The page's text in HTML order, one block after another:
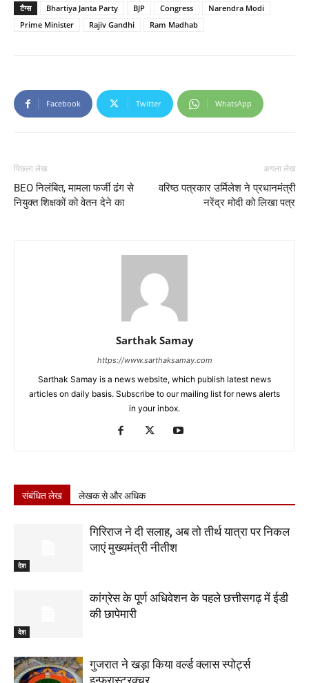
टैग्स Bhartiya Janta Party BJP Congress
Narendra Modi
Prime Minister
Rajiv Gandhi Ram Madhab
Facebook Twitter WhatsApp
पिछला लेख
BEO निलंबित, मामला फर्जी ढंग से
नियुक्त शिक्षकों को वेतन देने का
अगला लेख
वरिष्ठ पत्रकार उर्मिलेश ने प्रधानमंत्री
नरेंद्र मोदी को लिखा पत्र
Sarthak Samay
https://www.sarthaksamay.com
Sarthak Samay is a news website, which publish latest news
articles on daily basis. Subscribe to our mailing list for news alerts
in your inbox.
संबंधित लेख लेखक से और अधिक
देश
गिरिराज ने दी सलाह, अब तो तीर्थ यात्रा पर निकल
जाएं मुख्यमंत्री नीतीश
देश
कांग्रेस के पूर्ण अधिवेशन के पहले छत्तीसगढ़ में ईडी
की छापेमारी
गुजरात ने खड़ा किया वर्ल्ड क्लास स्पोर्ट्स